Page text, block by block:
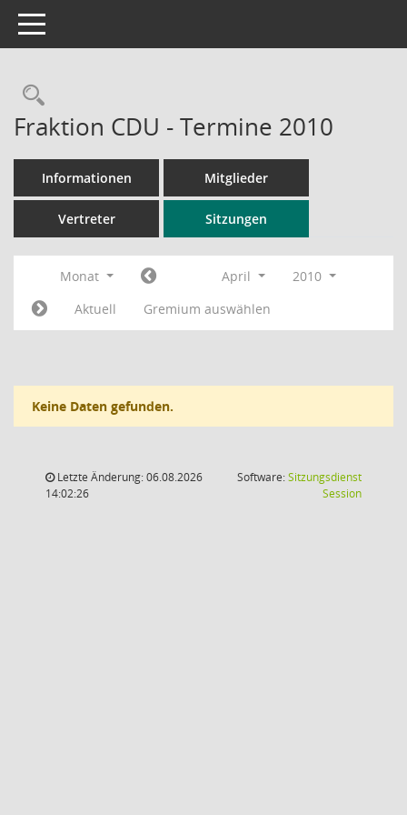
Toggle navigation
Rechercheauswahl
Fraktion CDU - Termine 2010
Informationen Mitglieder
Vertreter Sitzungen
Monat April
2010
Aktuell
Gremium auswählen
Keine Daten gefunden.
Letzte Änderung: 06.08.2026
14:02:26
Software:Sitzungsdienst
Session(Wird in